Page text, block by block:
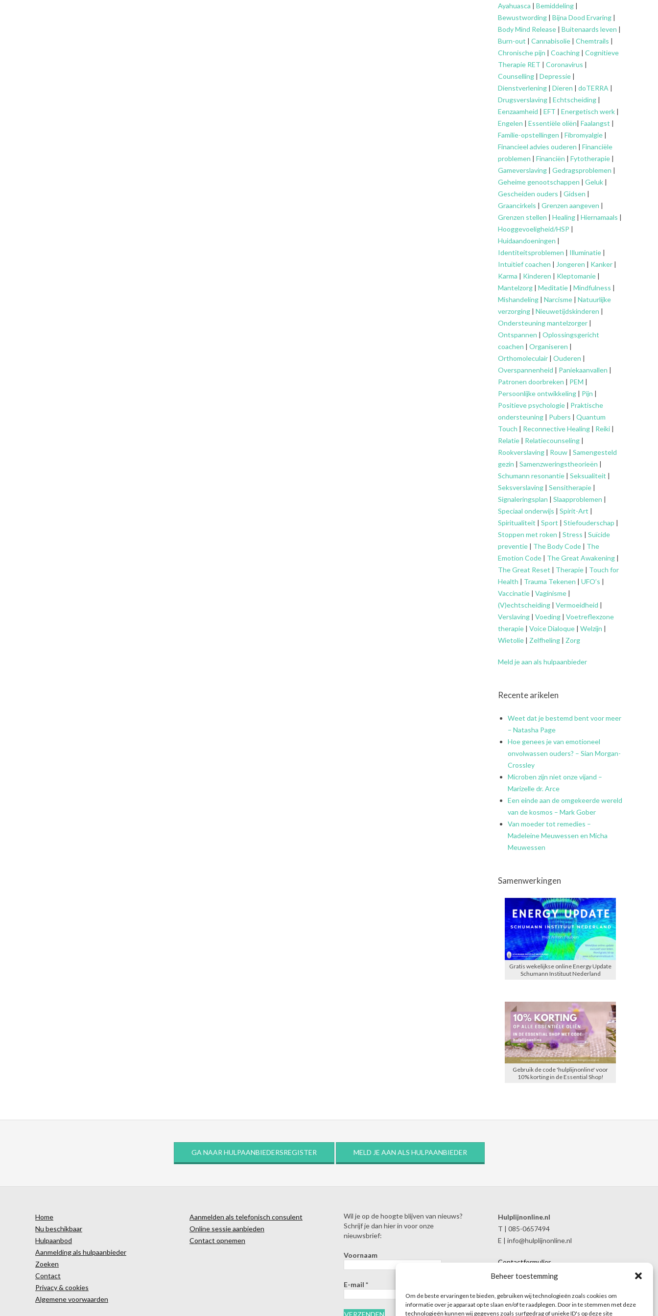
Beheer toestemming
Om de beste ervaringen te bieden, gebruiken wij technologieën zoals cookies om
informatie over je apparaat op te slaan en/of te raadplegen. Door in te stemmen met deze
technologieën kunnen wij gegevens zoals surfgedrag of unieke ID's op deze site
Ayahuasca | Bemiddeling |
Bewustwording | Bijna Dood Ervaring |
Body Mind Release | Buitenaards leven |
Burn-out | Cannabisolie | Chemtrails |
Chronische pijn | Coaching | Cognitieve
Therapie RET | Coronavirus |
Counselling | Depressie |
Dienstverlening | Dieren | doTERRA |
Drugsverslaving | Echtscheiding |
Eenzaamheid | EFT | Energetisch werk |
Engelen | Essentiële oliën| Faalangst |
Familie-opstellingen | Fibromyalgie |
Financieel advies ouderen | Financiële
problemen | Financiën | Fytotherapie |
Gameverslaving | Gedragsproblemen |
Geheime genootschappen | Geluk |
Gescheiden ouders | Gidsen |
Graancirkels | Grenzen aangeven |
Grenzen stellen | Healing | Hiernamaals |
Hooggevoeligheid/HSP |
Huidaandoeningen |
Identiteitsproblemen | Illuminatie |
Intuïtief coachen | Jongeren | Kanker |
Karma | Kinderen | Kleptomanie |
Mantelzorg | Meditatie | Mindfulness |
Mishandeling | Narcisme | Natuurlijke
verzorging | Nieuwetijdskinderen |
Ondersteuningmantelzorger |
Ontspannen | Oplossingsgericht
coachen | Organiseren |
Orthomoleculair | Ouderen |
Overspannenheid | Paniekaanvallen |
Patronen doorbreken | PEM |
Persoonlijke ontwikkeling | Pijn |
Positieve psychologie | Praktische
ondersteuning | Pubers | Quantum
Touch | Reconnective Healing | Reiki |
Relatie | Relatiecounseling |
Rookverslaving | Rouw | Samengesteld
gezin | Samenzweringstheorieën |
Schumann resonantie | Seksualiteit |
Seksverslaving | Sensitherapie |
Signaleringsplan | Slaapproblemen |
Speciaal onderwijs | Spirit-Art |
Spiritualiteit | Sport | Stiefouderschap |
Stoppen met roken | Stress | Suïcide
preventie | The Body Code | The
Emotion Code | The Great Awakening |
The Great Reset | Therapie | Touch for
Health | Trauma Tekenen | UFO’s |
Vaccinatie | Vaginisme |
(V)echtscheiding | Vermoeidheid |
Verslaving | Voeding | Voetreflexzone
therapie | Voice Dialoque | Welzijn |
Wietolie | Zelfheling | Zorg
Meld je aan als hulpaanbieder
Recente arikelen
Weet dat je bestemd bent voor meer
– Natasha Page
Hoe genees je van emotioneel
onvolwassen ouders? – Sian Morgan-
Crossley
Microben zijn niet onze vijand –
Marizelle dr. Arce
Een einde aan de omgekeerde wereld
van de kosmos – Mark Gober
Van moeder tot remedies –
Madeleine Meuwessen en Micha
Meuwessen
Samenwerkingen
Gratis wekelijkse online Energy Update
Schumann Instituut Nederland
Gebruik de code 'hulplijnonline' voor
10% korting in de Essential Shop!
GA NAAR HULPAANBIEDERSREGISTER MELD JE AAN ALS HULPAANBIEDER
Home
Nu beschikbaar
Hulpaanbod
Aanmelding als hulpaanbieder
Zoeken
Contact
Privacy & cookies
Algemene voorwaarden
Aanmelden als telefonisch consulent
Online sessie aanbieden
Contact opnemen
Wil je op de hoogte blijven van nieuws?
Schrijf je dan hier in voor onze
nieuwsbrief:
Voornaam
E-mail *
Hulplijnonline.nl
T | 085-0657494
E | info@hulplijnonline.nl
Contactformulier
Over Hulplijnonline.nl